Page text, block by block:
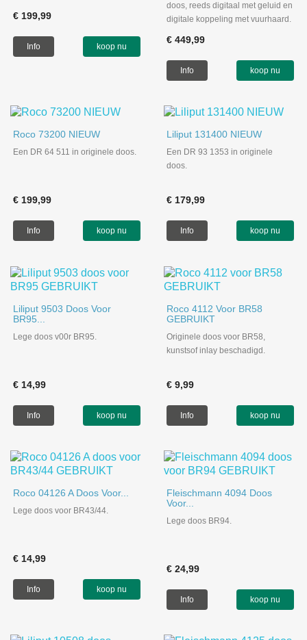
€ 199,99
Info koop nu
doos, reeds digitaal met geluid en
digitale koppeling met vuurhaard.
€ 449,99
Info koop nu
Roco 73200 NIEUW
Een DR 64 511 in originele doos.
€ 199,99
Info koop nu
Liliput 131400 NIEUW
Een DR 93 1353 in originele
doos.
€ 179,99
Info koop nu
Liliput 9503 Doos Voor
BR95...
Lege doos v00r BR95.
€ 14,99
Info koop nu
Roco 4112 Voor BR58
GEBRUIKT
Originele doos voor BR58,
kunstsof inlay beschadigd.
€ 9,99
Info koop nu
Roco 04126 A Doos Voor...
Lege doos voor BR43/44.
€ 14,99
Info koop nu
Fleischmann 4094 Doos
Voor...
Lege doos BR94.
€ 24,99
Info koop nu